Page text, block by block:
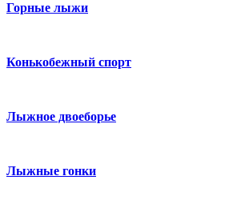
Горные лыжи
Конькобежный спорт
Лыжное двоеборье
Лыжные гонки